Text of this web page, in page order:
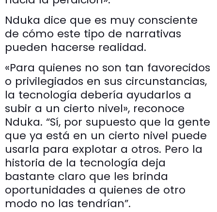
Nduka dice que es muy consciente
de cómo este tipo de narrativas
pueden hacerse realidad.
«Para quienes no son tan favorecidos
o privilegiados en sus circunstancias,
la tecnología debería ayudarlos a
subir a un cierto nivel», reconoce
Nduka. “Sí, por supuesto que la gente
que ya está en un cierto nivel puede
usarla para explotar a otros. Pero la
historia de la tecnología deja
bastante claro que les brinda
oportunidades a quienes de otro
modo no las tendrían”.